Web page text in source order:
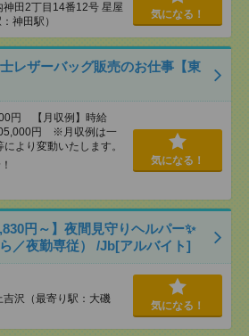
田2丁目14番12号 星屋
神田駅）
気になる！
レザーバッグ販売のお仕事【東
円 【月収例】時給
円 ※月収例は一
より変動いたします。
気になる！
円～】夜間見守りヘルパー✨
／夜勤専従） /Jb[アルバイト]
沢（最寄り駅：大磯
気になる！